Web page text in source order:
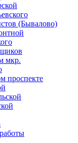
(Бывалово)
мкр.
проспекте